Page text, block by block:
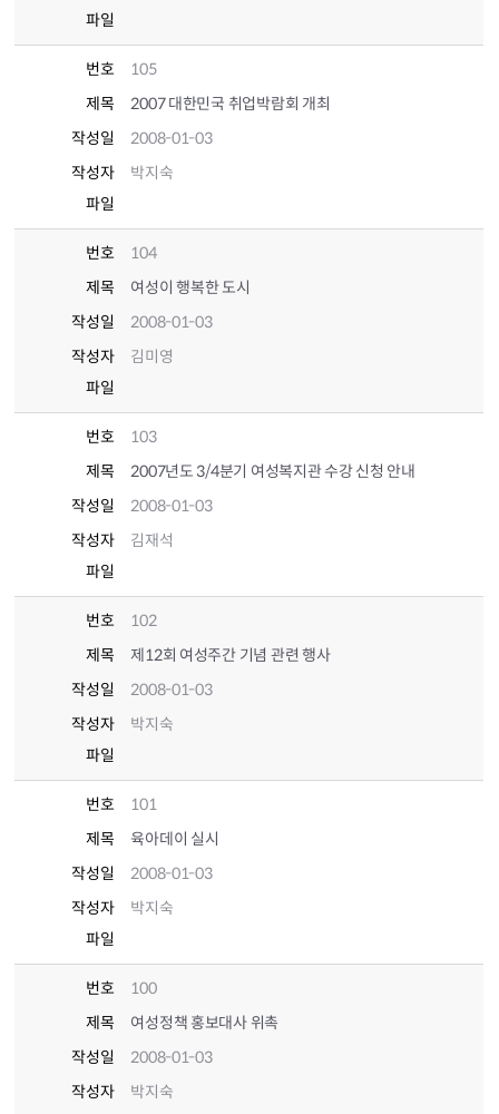
파일
번호
105
제목
2007 대한민국 취업박람회 개최
작성일
2008-01-03
작성자
박지숙
파일
번호
104
제목
여성이 행복한 도시
작성일
2008-01-03
작성자
김미영
파일
번호
103
제목
2007년도 3/4분기 여성복지관 수강 신청 안내
작성일
2008-01-03
작성자
김재석
파일
번호
102
제목
제12회 여성주간 기념 관련 행사
작성일
2008-01-03
작성자
박지숙
파일
번호
101
제목
육아데이 실시
작성일
2008-01-03
작성자
박지숙
파일
번호
100
제목
여성정책 홍보대사 위촉
작성일
2008-01-03
작성자
박지숙